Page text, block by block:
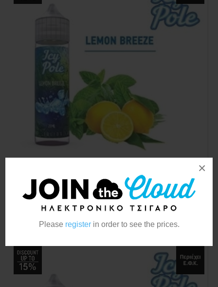
Please registerin order to see the prices.
×
Icy Pole Lemon Breeze 10ml/60ml